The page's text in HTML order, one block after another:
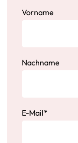
Vorname
Nachname
E-Mail*